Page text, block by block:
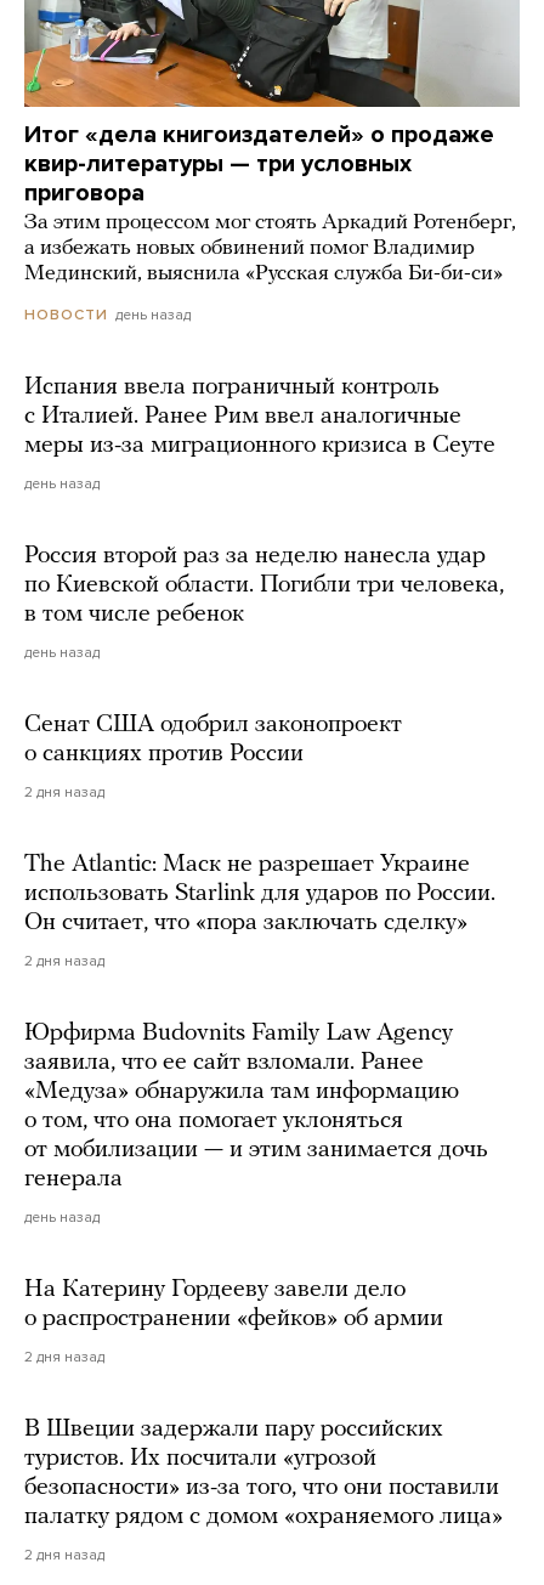
Итог «дела книгоиздателей» о продаже
квир-литературы — три условных
приговора
За этим процессом мог стоять Аркадий Ротенберг,
а избежать новых обвинений помог Владимир
Мединский, выяснила «Русская служба Би-би-си»
НОВОСТИ день назад
Испания ввела пограничный контроль
с Италией. Ранее Рим ввел аналогичные
меры из-за миграционного кризиса в Сеуте
день назад
Россия второй раз за неделю нанесла удар
по Киевской области. Погибли три человека,
в том числе ребенок
день назад
Сенат США одобрил законопроект
о санкциях против России
2 дня назад
The Atlantic: Маск не разрешает Украине
использовать Starlink для ударов по России.
Он считает, что «пора заключать сделку»
2 дня назад
Юрфирма Budovnits Family Law Agency
заявила, что ее сайт взломали. Ранее
«Медуза» обнаружила там информацию
о том, что она помогает уклоняться
от мобилизации — и этим занимается дочь
генерала
день назад
На Катерину Гордееву завели дело
о распространении «фейков» об армии
2 дня назад
В Швеции задержали пару российских
туристов. Их посчитали «угрозой
безопасности» из-за того, что они поставили
палатку рядом с домом «охраняемого лица»
2 дня назад